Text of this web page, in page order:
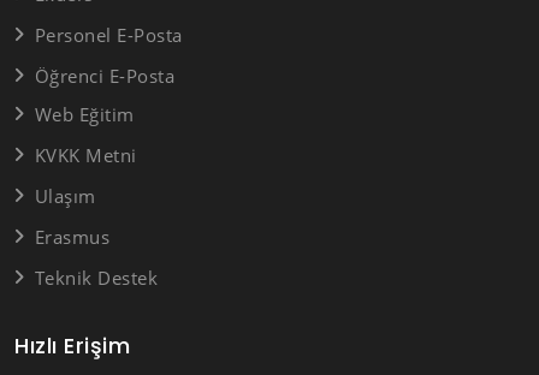
Hızlı Erişim
Personel E-Posta
Öğrenci E-Posta
Web Eğitim
KVKK Metni
Ulaşım
Erasmus
Teknik Destek